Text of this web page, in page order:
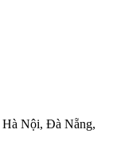
Hà Nội, Đà Nẵng,